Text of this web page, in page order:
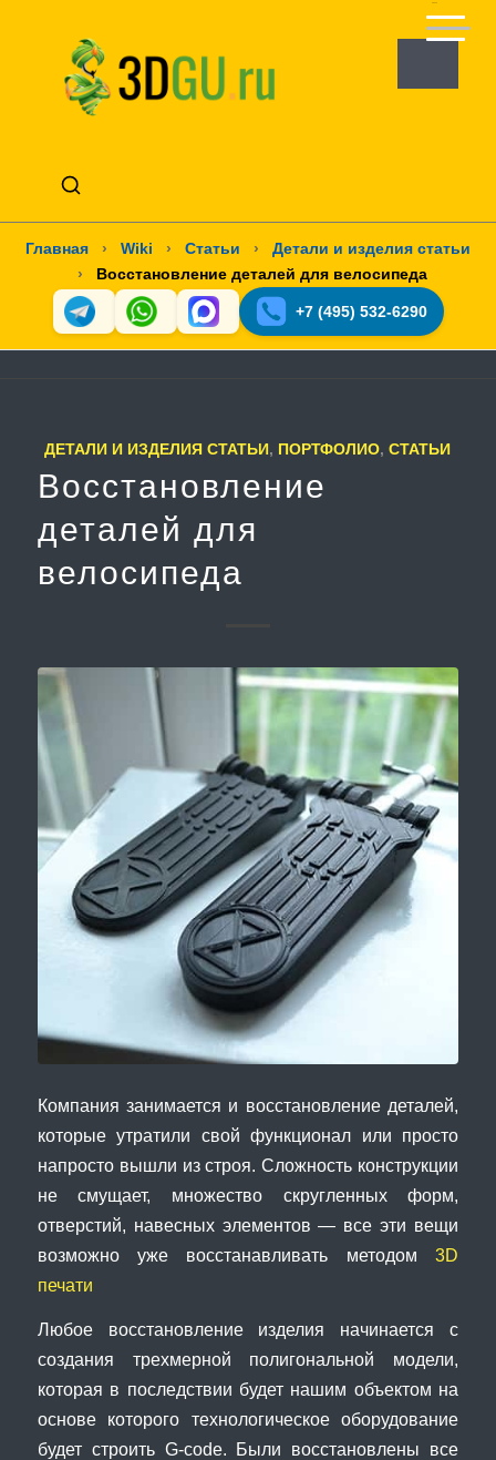
Главная › Wiki › Статьи ›
Детали и изделия статьи
›
Восстановление деталей для велосипеда
+7 (495) 532-6290
ДЕТАЛИ И ИЗДЕЛИЯ СТАТЬИ, ПОРТФОЛИО,СТАТЬИ
Восстановление
деталей для
велосипеда
Компания занимается и восстановление деталей,
которые утратили свой функционал или просто
напросто вышли из строя. Сложность конструкции
не смущает, множество скругленных форм,
отверстий, навесных элементов — все эти вещи
возможно уже восстанавливать методом3D
печати
Любое восстановление изделия начинается с
создания трехмерной полигональной модели,
которая в последствии будет нашим объектом на
основе которого технологическое оборудование
будет строить G-code. Были восстановлены все